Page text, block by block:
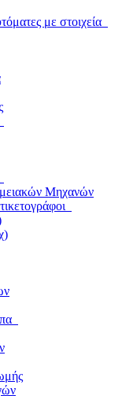
με στοιχεία
Μηχανών